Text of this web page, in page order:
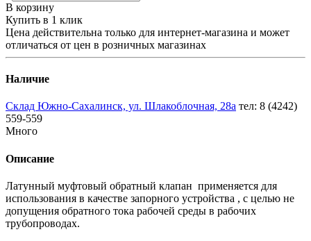
В корзину
Купить в 1 клик
Цена действительна только для интернет-магазина и может
отличаться от цен в розничных магазинах
Наличие
Склад Южно-Сахалинск, ул. Шлакоблочная, 28а тел: 8 (4242)
559-559
Много
Описание
Латунный муфтовый обратный клапан применяется для
использования в качестве запорного устройства , с целью не
допущения обратного тока рабочей среды в рабочих
трубопроводах.